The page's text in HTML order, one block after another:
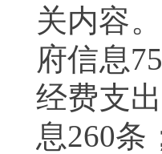
关内容。
府信息75
经费支
息260条